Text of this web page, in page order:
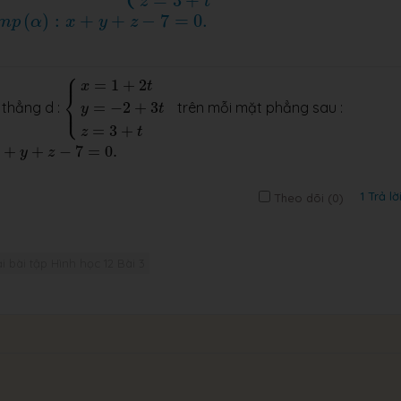
p (α) : x + y + z − 7 = 0.
p ( α ) x +y + z− 7 0.
d : ⎧
⎪
⎨
⎪
⎩
x = 1 + 2t
y = −2 + 3t
z = 3 + t
x t −2+
trên mỗi mặt phẳng sau :
+ y + z − 7 = 0.
z− 0.
Theo dõi (0) 1 Trả lời